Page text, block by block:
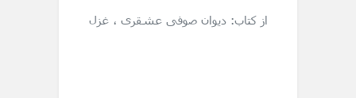
از کتاب: دیوان صوفی عشقری ، غزل